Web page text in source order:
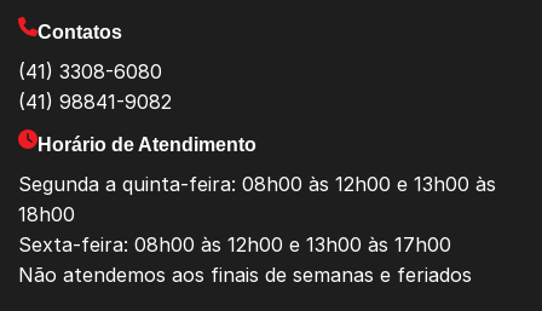
Contatos
(41) 3308-6080
(41) 98841-9082
Horário de Atendimento
Segunda a quinta-feira: 08h00 às 12h00 e 13h00 às
18h00
Sexta-feira: 08h00 às 12h00 e 13h00 às 17h00
Não atendemos aos finais de semanas e feriados